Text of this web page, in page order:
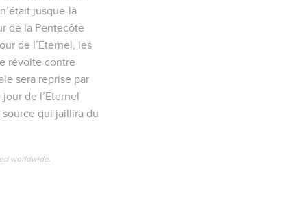
jusque-là
de la Pentecôte
de l’Eternel, les
révolte contre
sera reprise par
de l’Eternel
qui jaillira du
worldwide.